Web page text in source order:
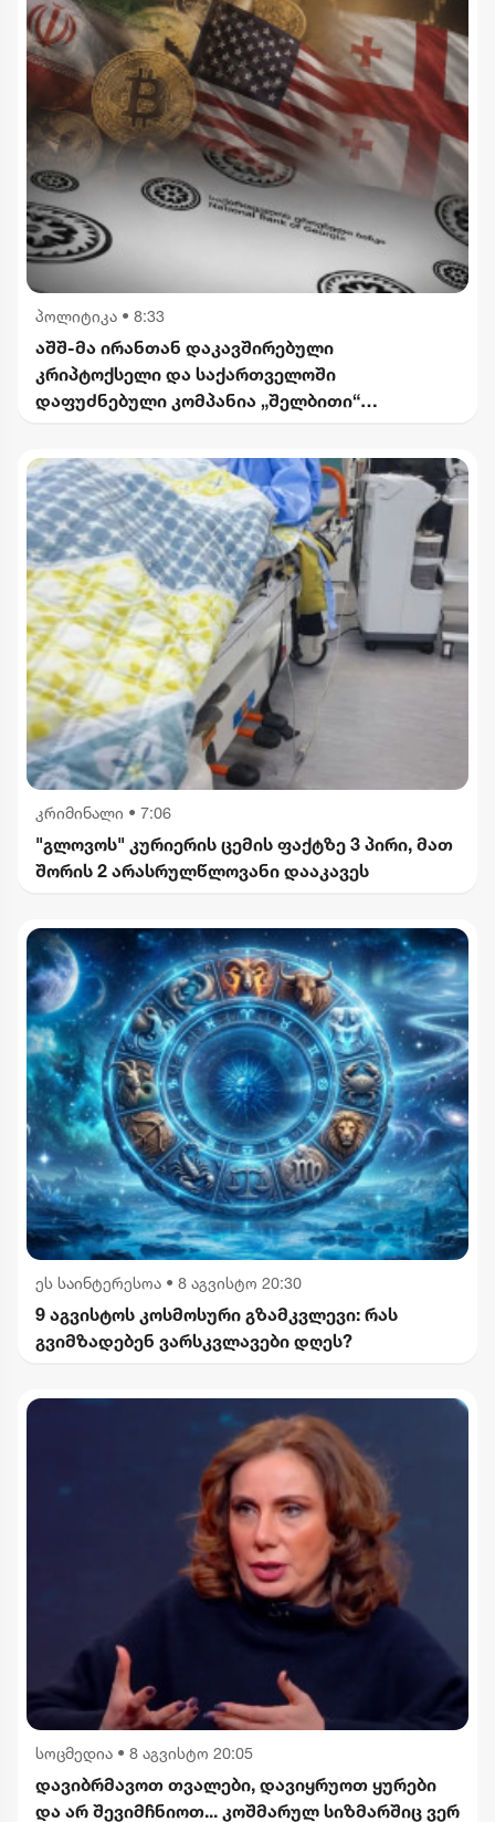
პოლიტიკა • 8:33
აშშ-მა ირანთან დაკავშირებული
კრიპტოქსელი და საქართველოში
დაფუძნებული კომპანია „შელბითი“
კრიმინალი • 7:06
"გლოვოს" კურიერის ცემის ფაქტზე 3 პირი, მათ
შორის 2 არასრულწლოვანი დააკავეს
ეს საინტერესოა • 8 აგვისტო 20:30
9 აგვისტოს კოსმოსური გზამკვლევი: რას
გვიმზადებენ ვარსკვლავები დღეს?
სოცმედია • 8 აგვისტო 20:05
დავიბრმავოთ თვალები, დავიყრუოთ ყურები
და არ შევიმჩნიოთ... კოშმარულ სიზმარშიც ვერ